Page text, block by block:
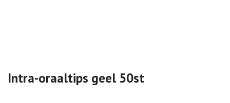
Intra-oraaltips geel 50st